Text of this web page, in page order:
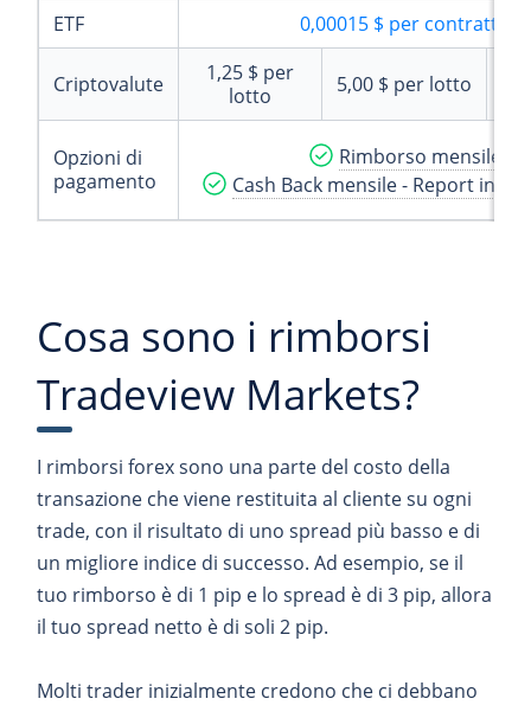
ETF
0,00015 $ per contratto
Criptovalute 1,25 $ per
lotto
5,00 $ per lotto
Opzioni di
pagamento
Rimborso mensile
Cash Back mensile - Report in
Cosa sono i rimborsi
Tradeview Markets?
I rimborsi forex sono una parte del costo della
transazione che viene restituita al cliente su ogni
trade, con il risultato di uno spread più basso e di
un migliore indice di successo. Ad esempio, se il
tuo rimborso è di 1 pip e lo spread è di 3 pip, allora
il tuo spread netto è di soli 2 pip.
Molti trader inizialmente credono che ci debbano